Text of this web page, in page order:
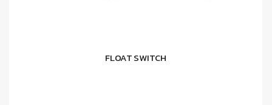
FLOAT SWITCH